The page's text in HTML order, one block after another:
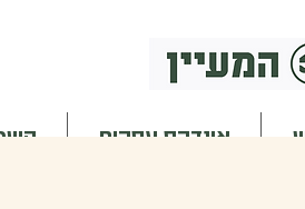
אינדקס עסקים